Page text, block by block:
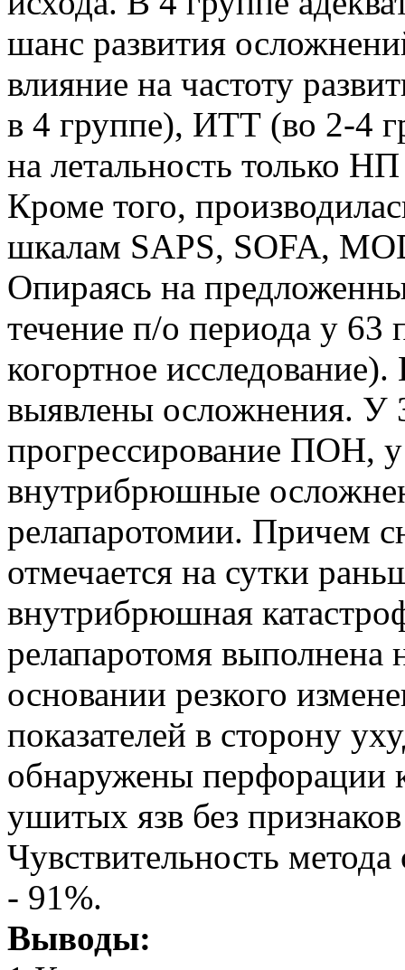
шанс развития
влияние на частоту
в 4 группе), ИТТ (во 2-4
на летальность только
Кроме того,
шкалам SAPS, SOFA,
Опираясь на
течение п/о периода у 63
когортное
выявлены осложнения. У
прогрессирование ПОН,
внутрибрюшные
релапаротомии. Причем
отмечается на сутки
внутрибрюшная
релапаротомя выполнена
основании резкого
показателей в сторону
обнаружены перфорации
ушитых язв без
Чувствительность
- 91%.
Выводы: